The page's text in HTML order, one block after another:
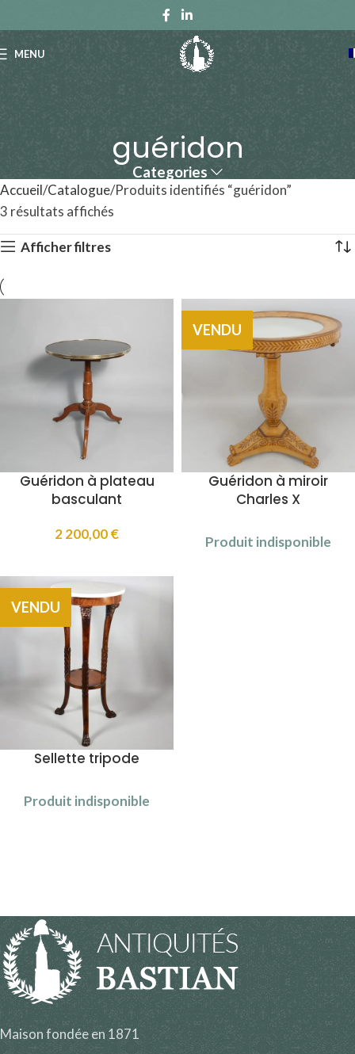
MENU
guéridon
Categories
Accueil Catalogue Produits identifiés “guéridon”
3 résultats affichés
Afficher filtres
Guéridon à plateau
basculant
2 200,00€
VENDU
Guéridon à miroir
Charles X
Produit indisponible
VENDU
Sellette tripode
Produit indisponible
Maison fondée en 1871